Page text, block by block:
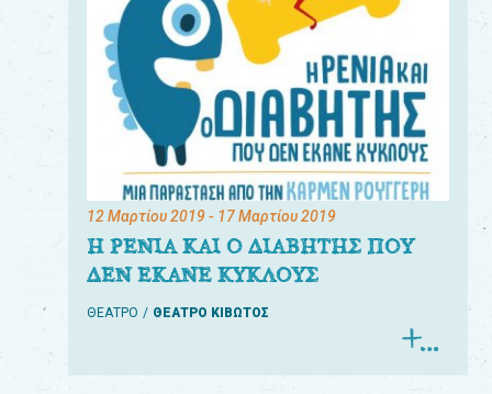
12 Μαρτίου 2019- 17 Μαρτίου 2019
Η ΡΕΝΙΑ ΚΑΙ Ο ΔΙΑΒΗΤΗΣ ΠΟΥ
ΔΕΝ ΕΚΑΝΕ ΚΥΚΛΟΥΣ
ΘΕΑΤΡΟ ΘΕΑΤΡΟ ΚΙΒΩΤΟΣ